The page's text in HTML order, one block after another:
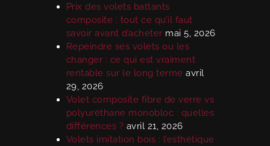
Prix des volets battants
composite : tout ce qu’il faut
savoir avant d’acheter mai 5, 2026
Repeindre ses volets ou les
changer : ce qui est vraiment
rentable sur le long terme avril
29, 2026
Volet composite fibre de verre vs
polyuréthane monobloc : quelles
différences ? avril 21, 2026
Volets imitation bois : l’esthétique